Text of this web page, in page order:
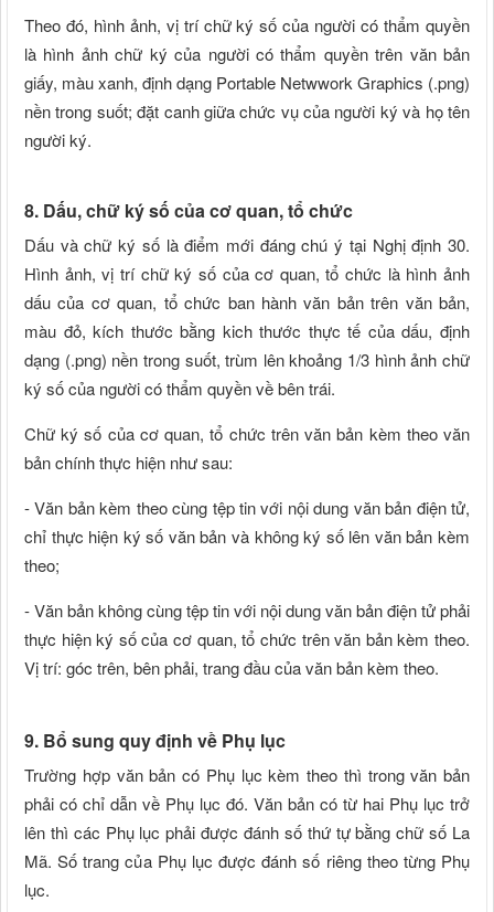
Theo đó, hình ảnh, vị trí chữ ký số của người có thẩm quyền
là hình ảnh chữ ký của người có thẩm quyền trên văn bản
giấy, màu xanh, định dạng Portable Netwwork Graphics (.png)
nền trong suốt; đặt canh giữa chức vụ của người ký và họ tên
người ký.
8. Dấu, chữ ký số của cơ quan, tổ chức
Dấu và chữ ký số là điểm mới đáng chú ý tại Nghị định 30.
Hình ảnh, vị trí chữ ký số của cơ quan, tổ chức là hình ảnh
dấu của cơ quan, tổ chức ban hành văn bản trên văn bản,
màu đỏ, kích thước bằng kich thước thực tế của dấu, định
dạng (.png) nền trong suốt, trùm lên khoảng 1/3 hình ảnh chữ
ký số của người có thẩm quyền về bên trái.
Chữ ký số của cơ quan, tổ chức trên văn bản kèm theo văn
bản chính thực hiện như sau:
- Văn bản kèm theo cùng tệp tin với nội dung văn bản điện tử,
chỉ thực hiện ký số văn bản và không ký số lên văn bản kèm
theo;
- Văn bản không cùng tệp tin với nội dung văn bản điện tử phải
thực hiện ký số của cơ quan, tổ chức trên văn bản kèm theo.
Vị trí: góc trên, bên phải, trang đầu của văn bản kèm theo.
9. Bổ sung quy định về Phụ lục
Trường hợp văn bản có Phụ lục kèm theo thì trong văn bản
phải có chỉ dẫn về Phụ lục đó. Văn bản có từ hai Phụ lục trở
lên thì các Phụ lục phải được đánh số thứ tự bằng chữ số La
Mã. Số trang của Phụ lục được đánh số riêng theo từng Phụ
lục.